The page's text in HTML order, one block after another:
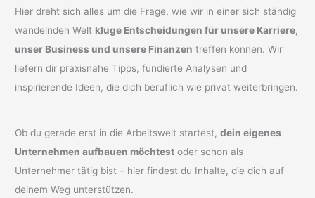
Hier dreht sich alles um die Frage, wie wir in einer sich ständig
wandelnden Welt kluge Entscheidungen für unsere Karriere,
unser Business und unsere Finanzen treffen können. Wir
liefern dir praxisnahe Tipps, fundierte Analysen und
inspirierende Ideen, die dich beruflich wie privat weiterbringen.
Ob du gerade erst in die Arbeitswelt startest,dein eigenes
Unternehmen aufbauen möchtest oder schon als
Unternehmer tätig bist – hier findest du Inhalte, die dich auf
deinem Weg unterstützen.